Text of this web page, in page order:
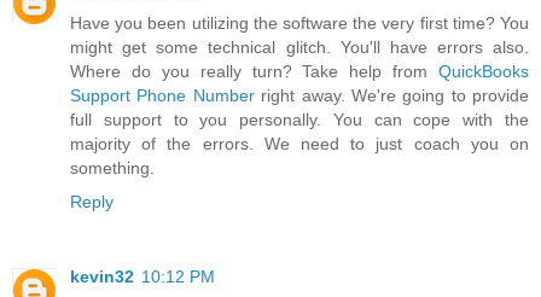
Have you been utilizing the software the very first time? You
might get some technical glitch. You'll have errors also.
Where do you really turn? Take help from QuickBooks
Support Phone Numberright away. We're going to provide
full support to you personally. You can cope with the
majority of the errors. We need to just coach you on
something.
Reply
kevin32 10:12 PM